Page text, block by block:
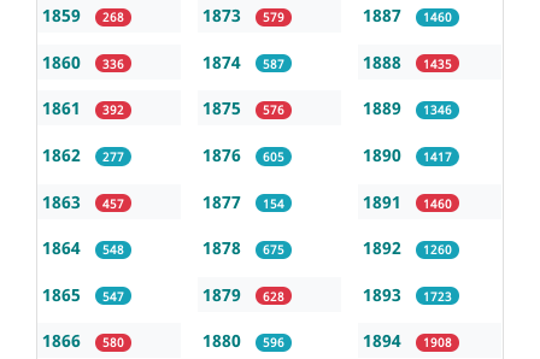
1859 268
1860 336
1861 392
1862 277
1863 457
1864 548
1865 547
1866 580
1873 579
1874 587
1875 576
1876 605
1877 154
1878 675
1879 628
1880 596
1887 1460
1888 1435
1889 1346
1890 1417
1891 1460
1892 1260
1893 1723
1894 1908